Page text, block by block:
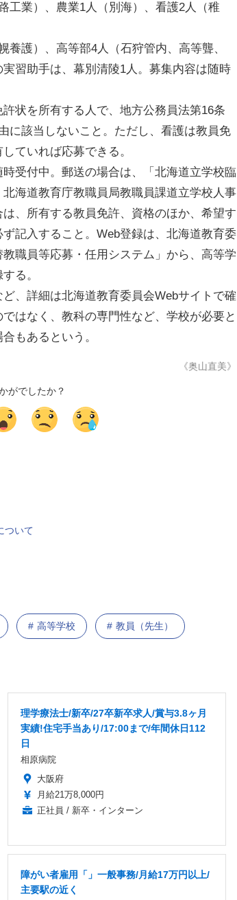
工業）、農業1人（別海）、看護2人（稚
護）、高等部4人（石狩管内、高等聾、
習助手は、幕別清陵1人。募集内容は随時
状を所有する人で、地方公務員法第16条
に該当しないこと。ただし、看護は教員免
ていれば応募できる。
受付中。郵送の場合は、「北海道立学校臨
海道教育庁教職員局教職員課道立学校人事
、所有する教員免許、資格のほか、希望す
記入すること。Web登録は、北海道教育委
職員等応募・任用システム」から、高等学
る。
、詳細は北海道教育委員会Webサイトで確
はなく、教科の専門性など、学校が必要と
もあるという。
《奥山直美》
がでしたか？
ついて
高等学校 教員（先生）
理学療法士/新卒/27卒新卒求人/賞与3.8ヶ月
実績!住宅手当あり/17:00まで/年間休日112
日
相原病院
大阪府
月給21万8,000円
正社員 / 新卒・インターン
障がい者雇用「」一般事務/月給17万円以上/
主要駅の近く